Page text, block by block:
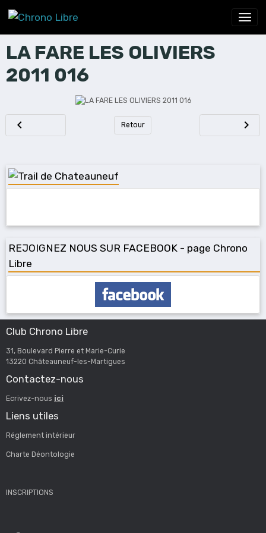
LA FARE LES OLIVIERS
2011 016
Retour
REJOIGNEZ NOUS SUR FACEBOOK - page Chrono
Libre
Club Chrono Libre
31, Boulevard Pierre et Marie-Curie
13220 Châteauneuf-les-Martigues
Contactez-nous
Ecrivez-nous ici
Liens utiles
Réglement intérieur
Charte Déontologie
INSCRIPTIONS